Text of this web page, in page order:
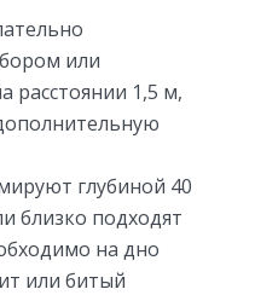
или
расстоянии 1,5 м,
глубиной 40
близко подходят
на дно
или битый